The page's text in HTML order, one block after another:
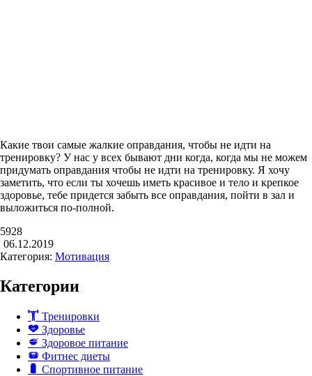
Какие твои самые жалкие оправдания, чтобы не идти на
тренировку? У нас у всех бывают дни когда, когда мы не можем
придумать оправдания чтобы не идти на тренировку. Я хочу
заметить, что если ты хочешь иметь красивое и тело и крепкое
здоровье, тебе придется забыть все оправдания, пойти в зал и
выложиться по-полной.
5928
06.12.2019
Категория: Мотивация
Категории
Тренировки
Здоровье
Здоровое питание
Фитнес диеты
Спортивное питание